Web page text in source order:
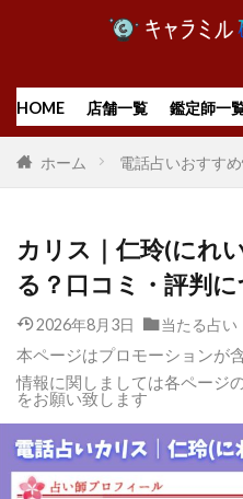
HOME 店舗一覧 鑑定師一
ホーム 電話占いおすす
カリス｜仁玲(にれ
る？口コミ・評判
2026年8月3日 当たる占い
本ページはプロモーションが
情報に関しましては各ページ
をお願い致します